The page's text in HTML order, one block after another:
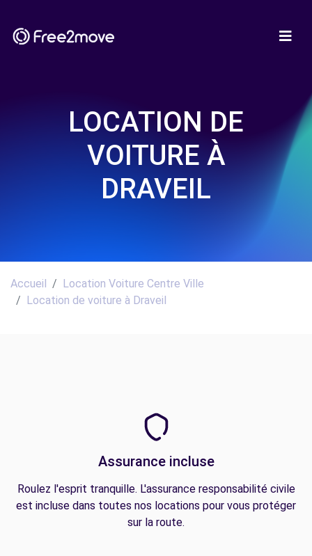
LOCATION DE
VOITURE À
DRAVEIL
Accueil
Location Voiture Centre Ville
Location de voiture à Draveil
Assurance incluse
Roulez l'esprit tranquille. L'assurance responsabilité civile
est incluse dans toutes nos locations pour vous protéger
sur la route.